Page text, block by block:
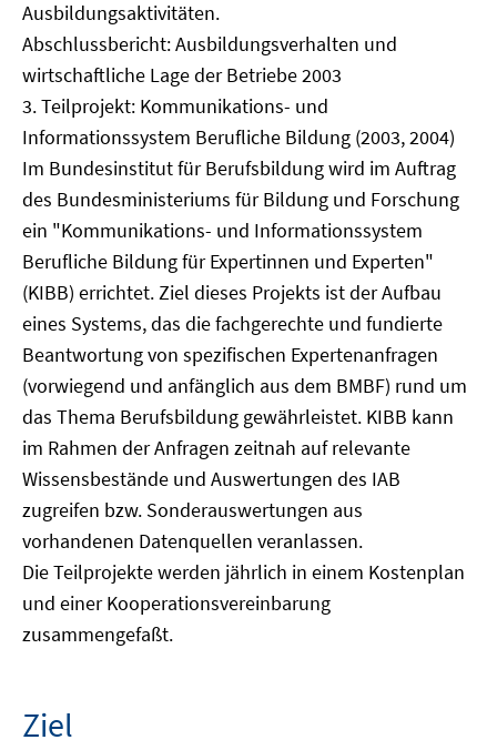
Ausbildungsaktivitäten.
Abschlussbericht: Ausbildungsverhalten und
wirtschaftliche Lage der Betriebe 2003
3. Teilprojekt: Kommunikations- und
Informationssystem Berufliche Bildung (2003, 2004)
Im Bundesinstitut für Berufsbildung wird im Auftrag
des Bundesministeriums für Bildung und Forschung
ein "Kommunikations- und Informationssystem
Berufliche Bildung für Expertinnen und Experten"
(KIBB) errichtet. Ziel dieses Projekts ist der Aufbau
eines Systems, das die fachgerechte und fundierte
Beantwortung von spezifischen Expertenanfragen
(vorwiegend und anfänglich aus dem BMBF) rund um
das Thema Berufsbildung gewährleistet. KIBB kann
im Rahmen der Anfragen zeitnah auf relevante
Wissensbestände und Auswertungen des IAB
zugreifen bzw. Sonderauswertungen aus
vorhandenen Datenquellen veranlassen.
Die Teilprojekte werden jährlich in einem Kostenplan
und einer Kooperationsvereinbarung
zusammengefaßt.
Ziel